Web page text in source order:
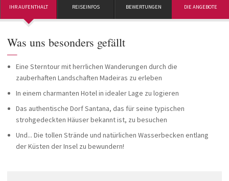
IHR AUFENTHALT REISEINFOS BEWERTUNGEN DIE ANGEBOTE
Was uns besonders gefällt
—
Eine Sterntour mit herrlichen Wanderungen durch die
zauberhaften Landschaften Madeiras zu erleben
In einem charmanten Hotel in idealer Lage zu logieren
Das authentische Dorf Santana, das für seine typischen
strohgedeckten Häuser bekannt ist, zu besuchen
Und... Die tollen Strände und natürlichen Wasserbecken entlang
der Küsten der Insel zu bewundern!